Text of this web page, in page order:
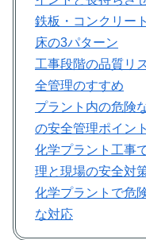
鉄板・コンクリー
床の3パターン
工事段階の品質リ
全管理のすすめ
プラント内の危険
の安全管理ポイント
化学プラント工事
理と現場の安全対
化学プラントで危
な対応